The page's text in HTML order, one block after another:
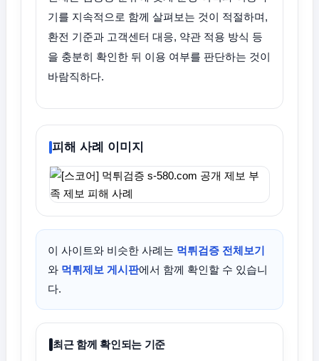
기를 지속적으로 함께 살펴보는 것이 적절하며,
환전 기준과 고객센터 대응, 약관 적용 방식 등
을 충분히 확인한 뒤 이용 여부를 판단하는 것이
바람직하다.
피해 사례 이미지
이 사이트와 비슷한 사례는 먹튀검증 전체보기
와 먹튀제보 게시판에서 함께 확인할 수 있습니
다.
최근 함께 확인되는 기준